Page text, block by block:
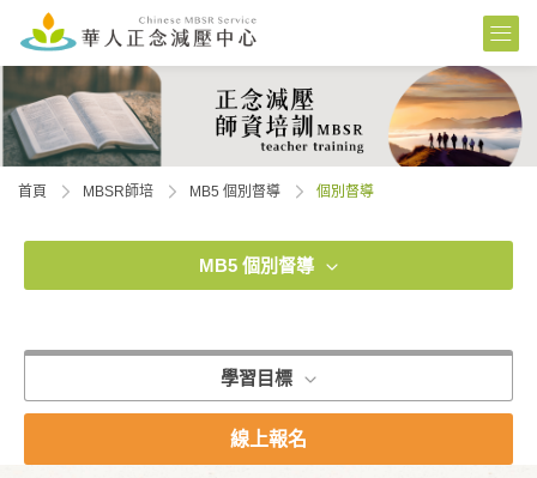
首頁 MBSR師培 MB5 個別督導 個別督導
MB5 個別督導
學習目標
線上報名